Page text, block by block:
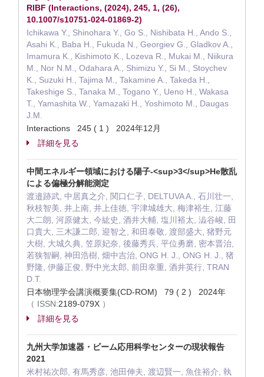
RIBF (Interactions, (2024), 245, 1, (26),
10.1007/s10751-024-01869-2)
Ichikawa Y., Shinohara Y., Go S., Nishibata H., Ando S.,
Asahi K., Baba H., Fukuda N., Georgiev G., Gladkov A.,
Imamura K., Kishimoto K., Lozeva R., Mukai M., Niikura
M., Nor N.M., Odahara A., Shimizu Y., Si M., Stoychev
K., Suzuki H., Tajima M., Takamine A., Takeda H.,
Takeshige S., Tanaka M., Togano Y., Ueno H., Wakasa
T., Yamashita W., Yamazaki H., Yoshimoto M., Daugas
J.M.
Interactions 245 ( 1 ) 2024年12月
詳細を見る
中間エネルギー領域における陽子-<sup>3</sup>He散乱
による偏極分解能測定
渡邉跡武, 中居真之介, 関口仁子, DELTUVA A., 石川壮一,
秋枝智美, 井上南, 井上佳徳, 宇津城雄大, 梅津裕生, 江藤
大二朗, 河原健太, 今紘史, 酒井大輔, 塩川裕太, 澁谷峻, 田
口貴大, 三木謙二郎, 迎智之, 和田泰敬, 渡部盛大, 猪野元
大樹, 大城久典, 笠原妃奈, 後藤秀兵, 平位勇磨, 密本晋治,
若狭智嗣, 神田浩樹, 畑中吉治, ONG H. J., ONG H. J., 猪
野隆, 伊藤正俊, 野中光太郎, 前田幸重, 酒井英行, TRAN
D.T.
日本物理学会講演概要集(CD-ROM) 79 ( 2 ) 2024年
（ ISSN:2189-079X ）
詳細を見る
九州大学加速器・ビーム応用科学センターの現状報告
2021
米村祐次郎, 有馬秀彦, 池田伸夫, 渡辺賢一, 魚住裕介, 執